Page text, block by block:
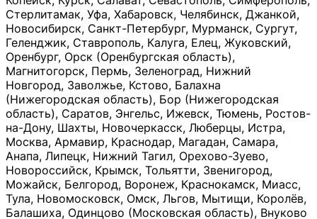
Стерлитамак, Уфа, Хабаровск, Челябинск, Джанкой,
Новосибирск, Санкт-Петербург, Мурманск, Сургут,
Геленджик, Ставрополь, Калуга, Елец, Жуковский,
Оренбург, Орск (Оренбургская область),
Магнитогорск, Пермь, Зеленоград, Нижний
Новгород, Заволжье, Кстово, Балахна
(Нижегородская область), Бор (Нижегородская
область), Саратов, Энгельс, Ижевск, Тюмень, Ростов-
на-Дону, Шахты, Новочеркасск, Люберцы, Истра,
Москва, Армавир, Краснодар, Магадан, Самара,
Анапа, Липецк, Нижний Тагил, Орехово-Зуево,
Новороссийск, Крымск, Тольятти, Звенигород,
Можайск, Белгород, Воронеж, Краснокамск, Миасс,
Тула, Новомосковск, Омск, Льгов, Мытищи, Королёв,
Балашиха, Одинцово (Московская область), Внуково